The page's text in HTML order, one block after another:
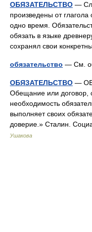
ОБЯЗАТЕЛЬСТВО —
произведены от глагола
одно время.
обязать в языке
сохранял свои
обязательство — См.
ОБЯЗАТЕЛЬСТВО —
Обещание или договор,
необходимость
выполняет своих
доверие.» Сталин.
Ушакова